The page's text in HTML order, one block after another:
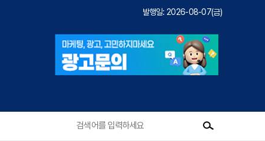
발행일: 2026-08-07(금)